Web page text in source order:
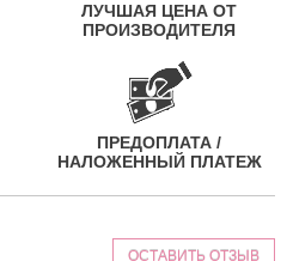
ЛУЧШАЯ ЦЕНА ОТ
ПРОИЗВОДИТЕЛЯ
ПРЕДОПЛАТА /
НАЛОЖЕННЫЙ ПЛАТЕЖ
ОСТАВИТЬ ОТЗЫВ